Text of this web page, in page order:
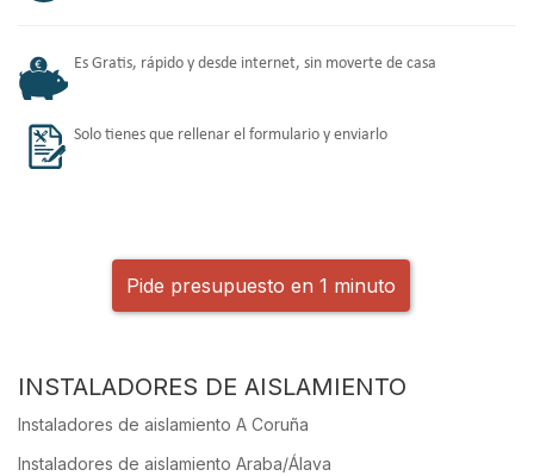
Es Gratis, rápido y desde internet, sin moverte de casa
Solo tienes que rellenar el formulario y enviarlo
Pide presupuesto en 1 minuto
INSTALADORES DE AISLAMIENTO
Instaladores de aislamiento A Coruña
Instaladores de aislamiento Araba/Álava